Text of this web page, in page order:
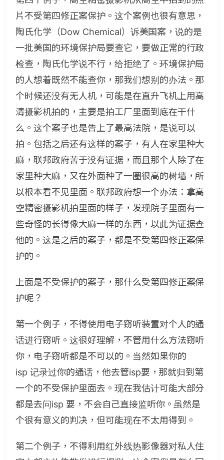
片不受第四修正案保护。这个案例也很有意思，
陶氏化学（Dow Chemical）诉美国案，说的是
一批美国的环境保护局要查它，要做正常的行政
检查，陶氏化学说不行，给拒绝了。环境保护局
的人想着既然不能查你，那我们想别的办法。那
个时候还没有无人机，可能是在直升飞机上用高
清摄影机拍的，主要是拍工厂里面到底在干什
么。这个案子也是告上了最高法院，是说可以
拍。包括之后还有这样的案子，有人在家里种大
麻，联邦政府苦于没有证据，而且那个人除了在
家里种大麻，又在外面种了一圈很高的树墙，所
以根本看不见里面。联邦政府想一个办法：拿高
空精密摄影机拍里面的样子，发现院子里面有一
些奇怪的长得像大麻一样的东西，以此为证据查
他的。这是之后的案子，都是不受第四修正案保
护的。
上面是不受保护的案子，那什么受第四修正案保
护呢？
第一个例子，不得使用电子窃听装置对个人的通
话进行窃听。这很好理解，不管用什么方法窃听
你，电子窃听都是不可以的。当然如果你的
isp 记录过你的通话，他去管isp要，那就归到第
一个的不受保护里面去。现在我估计可能大部分
都是去问isp 要，不会自己直接监听你。虽然是
个很有意义的判决，但可能现在不太用得到。
第二个例子，不得利用红外线热影像器对私人住